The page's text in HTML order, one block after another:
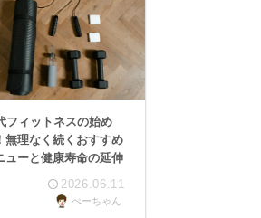
フィットネスの始め
無理なく続くおすすめ
ューと健康寿命の延伸
2026.06.11
ぺーちゃん